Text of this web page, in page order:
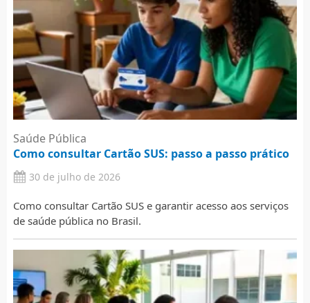
Saúde Pública
Como consultar Cartão SUS: passo a passo prático
30 de julho de 2026
Como consultar Cartão SUS e garantir acesso aos serviços
de saúde pública no Brasil.